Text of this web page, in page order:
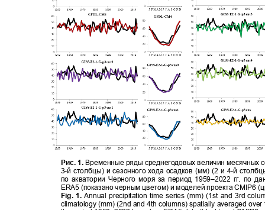
Рис. 1. Временные ряды среднегодовых величин месячных
3-й столбцы) и сезонного хода осадков (мм) (2 и 4-й
по акватории Черного моря за период 1959–2022 гг. по
ERA5 (показано черным цветом) и моделей проекта CMIP6
Fig. 1.Annual precipitation time series (mm) (1st and 3rd
climatology (mm) (2nd and 4th columns) spatially averaged